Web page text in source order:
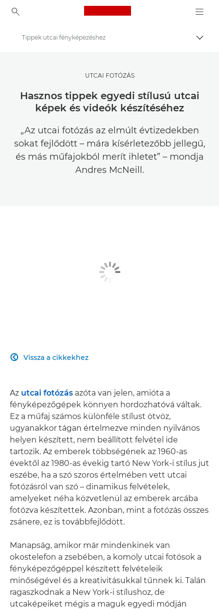
Canon Logo, back to
Meríts inspirációt | Tippek fényképezéshez és nyomtatáshoz, valamint vásárlói útmutatók
Fényképezési és nyomtatási tippek és technikák
Tippek utcai fényképezéshez
UTCAI FOTÓZÁS
Hasznos tippek egyedi stílusú utcai
képek és videók készítéséhez
„Az utcai fotózás az elmúlt évtizedekben
sokat fejlődött – mára kísérletezőbb jellegű,
és más műfajokból merít ihletet” – mondja
Andres McNeill.
Vissza a cikkekhez

Az utcai fotózás azóta van jelen, amióta a
fényképezőgépek könnyen hordozhatóvá váltak.
Ez a műfaj számos különféle stílust ötvöz,
ugyanakkor tágan értelmezve minden nyilvános
helyen készített, nem beállított felvétel ide
tartozik. Az emberek többségének az 1960-as
évektől az 1980-as évekig tartó New York-i stílus jut
eszébe, ha a szó szoros értelmében vett utcai
fotózásról van szó – dinamikus felvételek,
amelyeket néha közvetlenül az emberek arcába
fotózva készítettek. Azonban, mint a fotózás összes
zsánere, ez is továbbfejlődött.
Manapság, amikor már mindenkinek van
okostelefon a zsebében, a komoly utcai fotósok a
fényképezőgéppel készített felvételeik
minőségével és a kreativitásukkal tűnnek ki. Talán
ragaszkodnak a New York-i stílushoz, de
utcaképeiket mégis a maguk egyedi módján